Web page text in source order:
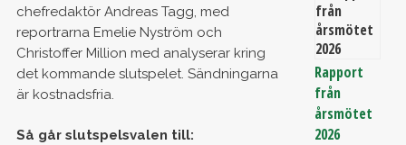
chefredaktör Andreas Tagg, med
reportrarna Emelie Nyström och
Christoffer Million med analyserar kring
det kommande slutspelet. Sändningarna
är kostnadsfria.
Så går slutspelsvalen till:
Rapport
från
årsmötet
2026